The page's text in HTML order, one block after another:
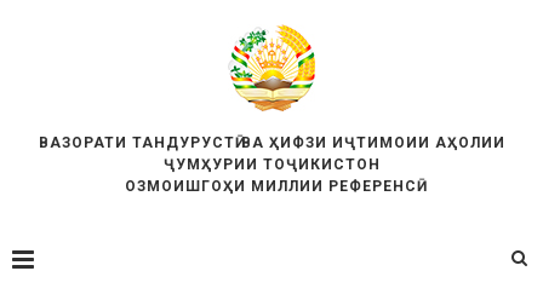
ВАЗОРАТИ ТАНДУРУСТӢ ВА ҲИФЗИ ИҶТИМОИИ АҲОЛИИ
ҶУМҲУРИИ ТОҶИКИСТОН
ОЗМОИШГОҲИ МИЛЛИИ РЕФЕРЕНСӢ